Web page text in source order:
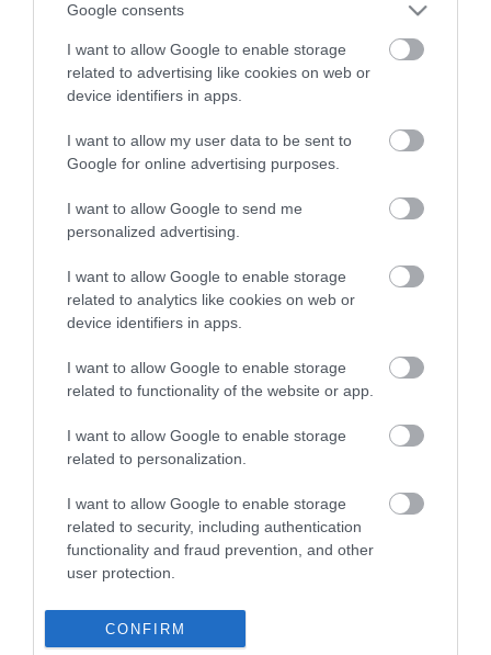
Google consents
I want to allow Google to enable storage
related to advertising like cookies on web or
device identifiers in apps.
I want to allow my user data to be sent to
Google for online advertising purposes.
I want to allow Google to send me
personalized advertising.
I want to allow Google to enable storage
related to analytics like cookies on web or
device identifiers in apps.
I want to allow Google to enable storage
related to functionality of the website or app.
I want to allow Google to enable storage
related to personalization.
I want to allow Google to enable storage
related to security, including authentication
functionality and fraud prevention, and other
user protection.
CONFIRM
Portál szoftver és szerkesztőségi CMS, DMS rendszer:© PortalWare, 2017
Magnum IT Kft.
nyiltakozat•Fórum• Írj Nekünk!•Olvasói és moderálási alapelvek
Partnerek